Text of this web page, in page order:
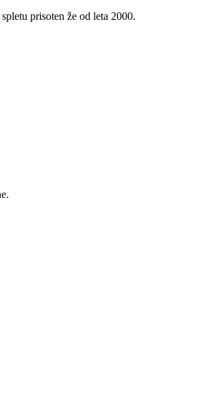
prisoten že od leta 2000.